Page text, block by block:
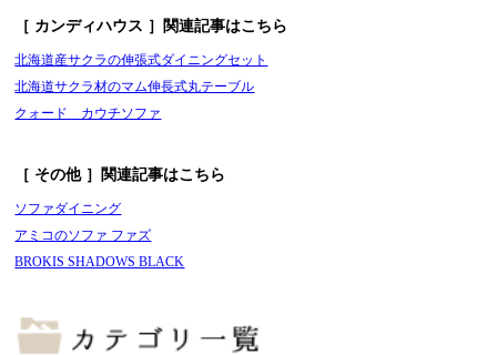
［ カンディハウス ］関連記事はこちら
北海道産サクラの伸張式ダイニングセット
北海道サクラ材のマム伸長式丸テーブル
クォード カウチソファ
［ その他 ］関連記事はこちら
ソファダイニング
アミコのソファ ファズ
BROKIS SHADOWS BLACK